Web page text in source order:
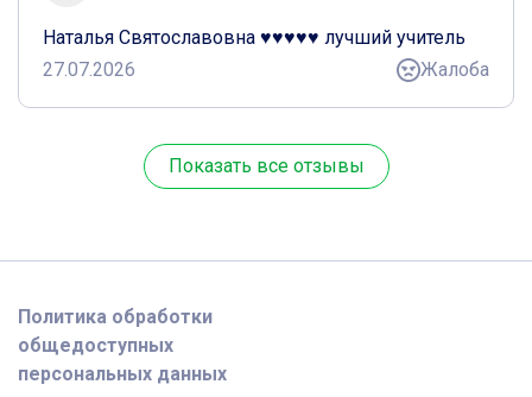
Наталья Святославовна ♥️♥️♥️♥️♥️ лучший учитель
27.07.2026
Жалоба
Показать все отзывы
Политика обработки
общедоступных
персональных данных